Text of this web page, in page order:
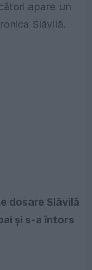
apare un
Slăvilă.
dosare Slăvilă
și s-a întors